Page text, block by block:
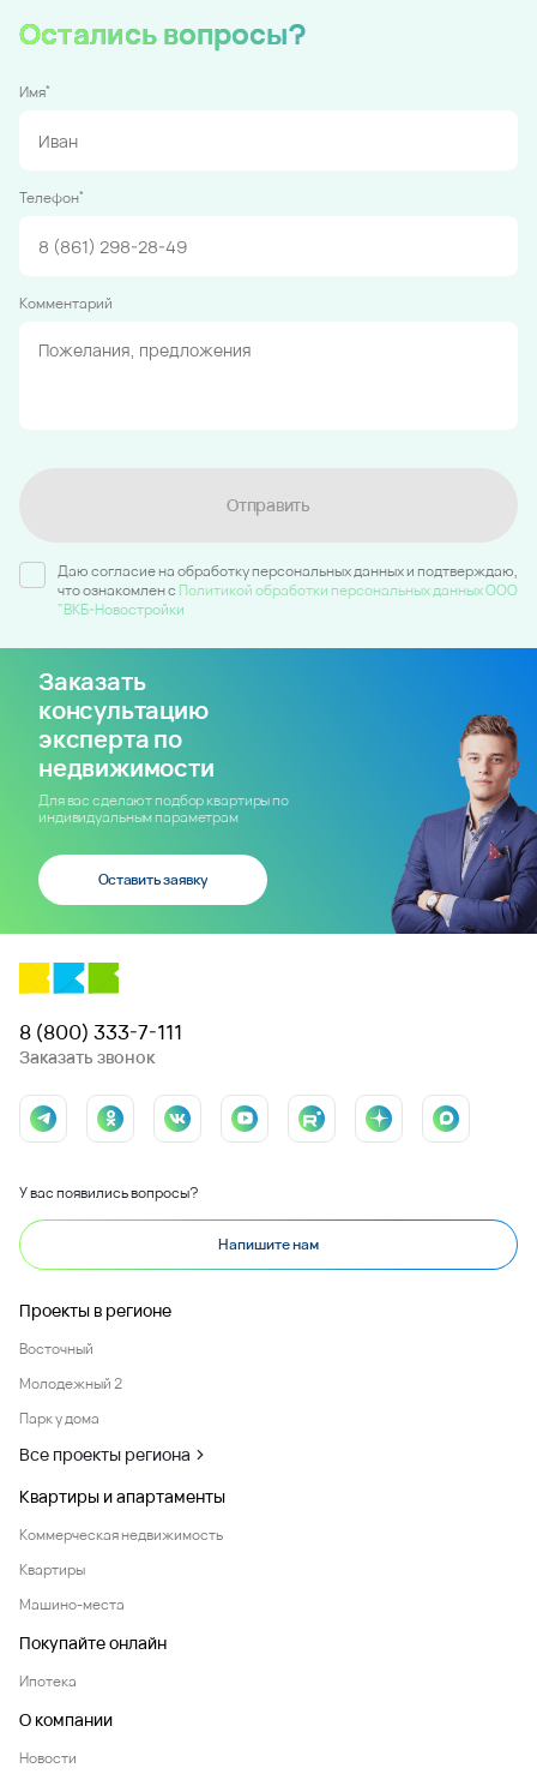
Остались вопросы?
Имя*
Телефон*
Комментарий
Отправить
Даю согласие на обработку персональных данных и подтверждаю,
что ознакомлен c Политикой обработки персональных данных ООО
"ВКБ-Новостройки
Заказать
консультацию
эксперта по
недвижимости
Для вас сделают подбор квартиры по
индивидуальным параметрам
Оставить заявку
8 (800) 333-7-111
Заказать звонок
У вас появились вопросы?
Напишите нам
Проекты в регионе
Восточный
Молодежный 2
Парк у дома
Все проекты региона
Квартиры и апартаменты
Коммерческая недвижимость
Квартиры
Машино-места
Покупайте онлайн
Ипотека
О компании
Новости